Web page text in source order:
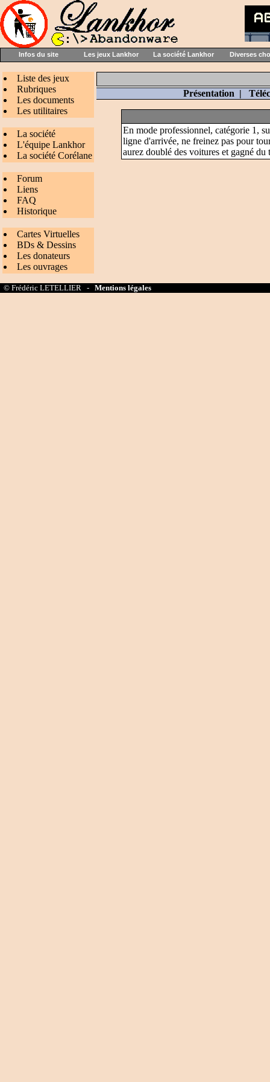
Infos du site Les jeux Lankhor La société Lankhor Diverses
Liste des jeux
Rubriques
Les documents
Les utilitaires
La société
L'équipe Lankhor
La société Corélane
Forum
Liens
FAQ
Historique
Cartes Virtuelles
BDs & Dessins
Les donateurs
Les ouvrages
Présentation |
En mode professionnel, catégorie 1,
ligne d'arrivée, ne freinez pas pour
aurez doublé des voitures et gagné du
© Frédéric LETELLIER - Mentions légales